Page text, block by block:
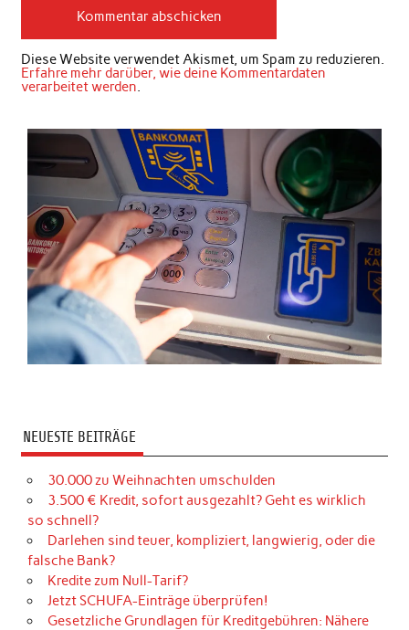
Diese Website verwendet Akismet, um Spam zu reduzieren.
Erfahre mehr darüber, wie deine Kommentardaten
verarbeitet werden.
NEUESTE BEITRÄGE
30.000 zu Weihnachten umschulden
3.500 € Kredit, sofort ausgezahlt? Geht es wirklich
so schnell?
Darlehen sind teuer, kompliziert, langwierig, oder die
falsche Bank?
Kredite zum Null-Tarif?
Jetzt SCHUFA-Einträge überprüfen!
Gesetzliche Grundlagen für Kreditgebühren: Nähere